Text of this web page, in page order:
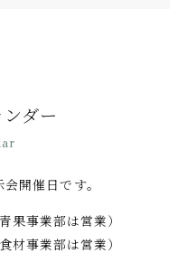
ダー
開催日です。
果事業部は営業）
材事業部は営業）